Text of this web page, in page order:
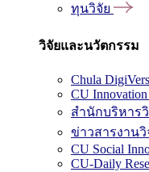
ทุนวิจัย
วิจัยและนวัตกรรม
Chula
CU
สำนักบริหาร
ข่าวสารงาน
CU Social
CU-Daily